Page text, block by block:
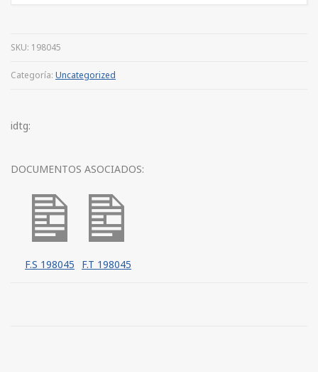
SKU: 198045
Categoría: Uncategorized
idtg:
DOCUMENTOS ASOCIADOS:
F.S 198045 F.T 198045